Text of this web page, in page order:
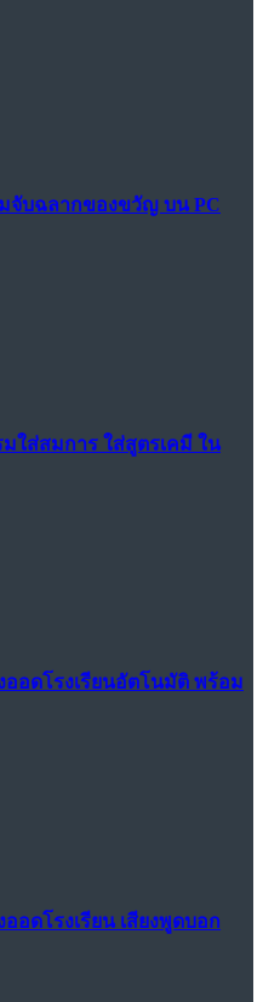
มจับฉลากของขวัญ บน PC
มใส่สมการ ใส่สูตรเคมี ใน
ออดโรงเรียนอัตโนมัติ พร้อม
ออดโรงเรียน เสียงพูดบอก